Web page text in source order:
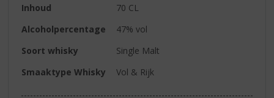
Inhoud
70 CL
Alcoholpercentage
47% vol
Soort whisky
Single Malt
Smaaktype Whisky
Vol & Rijk